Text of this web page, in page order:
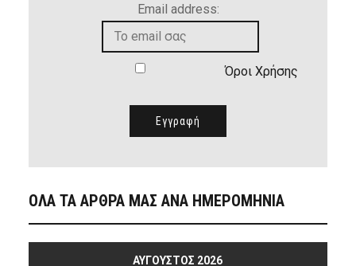
Email address:
Όροι Χρήσης
ΟΛΑ ΤΑ ΑΡΘΡΑ ΜΑΣ ΑΝΑ ΗΜΕΡΟΜΗΝΙΑ
ΑΎΓΟΥΣΤΟΣ 2026